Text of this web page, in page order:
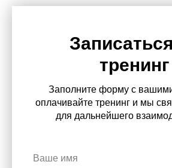
тренинг
Заполните форму с
оплачивайте тренинг и мы
для дальнейшего